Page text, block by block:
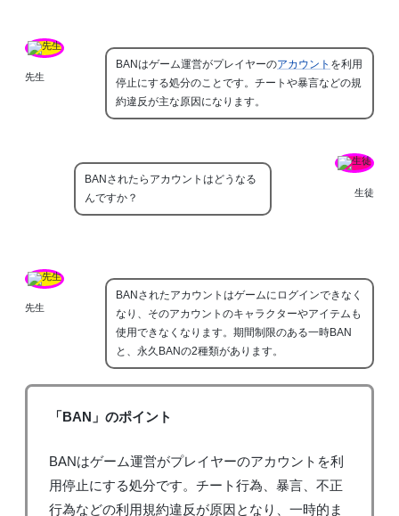
先生
BANはゲーム運営がプレイヤーのアカウント を利用
停止にする処分のことです。チートや暴言などの規
約違反が主な原因になります。
生徒
BANされたらアカウントはどうなる
んですか？
先生
BANされたアカウントはゲームにログインできなく
なり、そのアカウントのキャラクターやアイテムも
使用できなくなります。期間制限のある一時BAN
と、永久BANの2種類があります。
「BAN」のポイント
BANはゲーム運営がプレイヤーのアカウントを利
用停止にする処分です。チート行為、暴言、不正
行為などの利用規約違反が原因となり、一時的ま